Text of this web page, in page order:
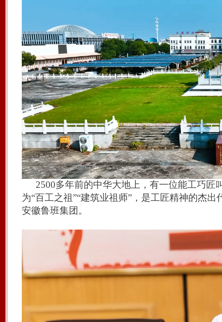
2500多年前的中华大地上，有一位能工巧匠
为“百工之祖”“建筑业祖师”，是工匠精神的杰出
安徽鲁班集团。